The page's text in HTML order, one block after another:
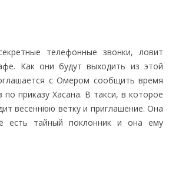
телефонные звонки, ловит
Как они будут выходить из этой
с Омером сообщить время
приказу Хасана. В такси, в которое
весеннюю ветку и приглашение. Она
есть тайный поклонник и она ему